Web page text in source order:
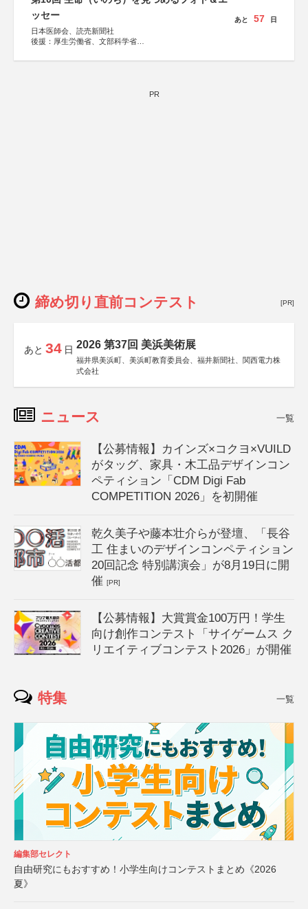
ッセー
日本医師会、読売新聞社
後援：厚生労働省、文部科学省
しん生命保険株式会社
あと 57 日
PR
締め切り直前コンテスト [PR]
あと 34 日 2026 第37回 美浜美術展
福井県美浜町、美浜町教育委員会、福井新聞社、関西電力株
式会社
ニュース 一覧
【公募情報】カインズ×コクヨ×VUILD
がタッグ、家具・木工品デザインコン
ペティション「CDM Digi Fab
COMPETITION 2026」を初開催
乾久美子や藤本壮介らが登壇、「長谷
工 住まいのデザインコンペティション
20回記念 特別講演会」が8月19日に開
催[PR]
【公募情報】大賞賞金100万円！学生
向け創作コンテスト「サイゲームス ク
リエイティブコンテスト2026」が開催
特集 一覧
編集部セレクト
自由研究にもおすすめ！小学生向けコンテストまとめ《2026
夏》